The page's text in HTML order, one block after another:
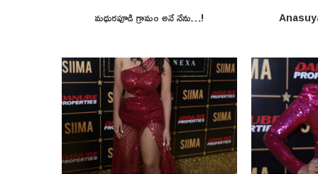
మధురపూడి గ్రామం అనే నేను…!